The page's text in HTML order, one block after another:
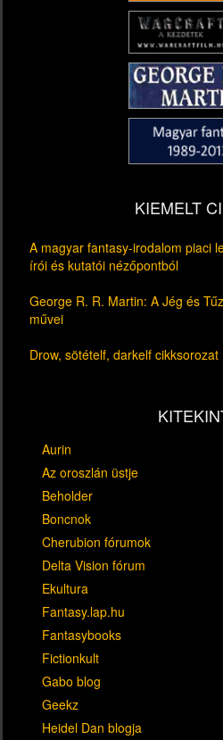
KIEMELT
A magyar fantasy-irodalom piaci
írói és kutatói nézőpontból
George R. R. Martin: A Jég és
művei
Drow, sötételf, darkelf cikksorozat
Aurin
Az oroszlán üstje
Beholder
Boncnok
Cherubion fórumok
Delta Vision fórum
Ekultura
Fantasy.lap.hu
Fantasybooks
Fictionkult
Gabo blog
Geekz
Heidel Dan blogja